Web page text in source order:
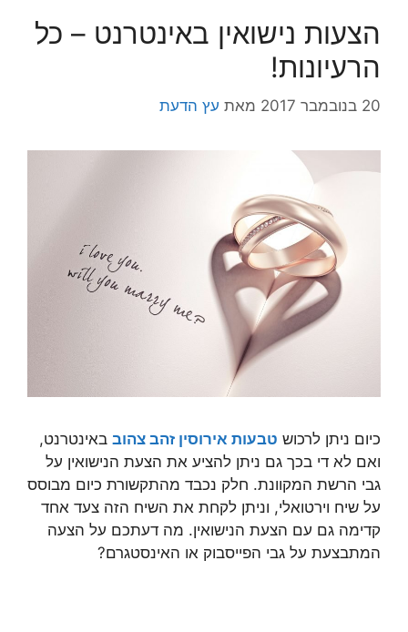
הצעות נישואין באינטרנט – כל
הרעיונות!
20 בנובמבר 2017 מאת עץ הדעת
כיום ניתן לרכוש טבעות אירוסין זהב צהוב באינטרנט,
ואם לא די בכך גם ניתן להציע את הצעת הנישואין על
גבי הרשת המקוונת. חלק נכבד מהתקשורת כיום מבוסס
על שיח וירטואלי, וניתן לקחת את השיח הזה צעד אחד
קדימה גם עם הצעת הנישואין. מה דעתכם על הצעה
המתבצעת על גבי הפייסבוק או האינסטגרם?